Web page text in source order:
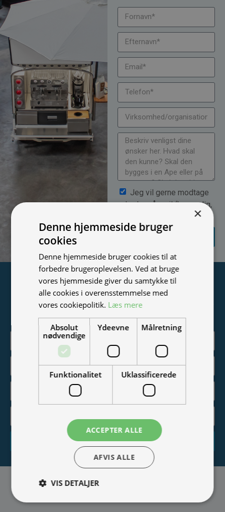
Jeg vil gerne modtage
nyheder på mail (bare rolig,
SEND
Tilmeld nyhedsmail
Vær blandt de første til at modtage info om nye produkter,
Tilmeld
×
Denne hjemmeside bruger
cookies
Denne hjemmeside bruger cookies til at
forbedre brugeroplevelsen. Ved at bruge
vores hjemmeside giver du samtykke til
alle cookies i overensstemmelse med
vores cookiepolitik. Læs mere
Absolut
nødvendige
Ydeevne Målretning
Funktionalitet Uklassificerede
ACCEPTER ALLE
AFVIS ALLE
VIS DETALJER